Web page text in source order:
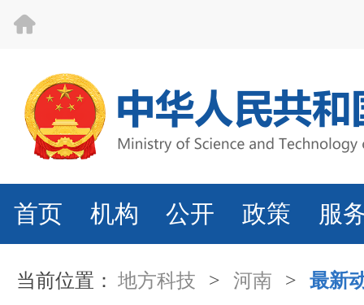
首页 机构 公开 政策 服
当前位置： 地方科技 > 河南 > 最新